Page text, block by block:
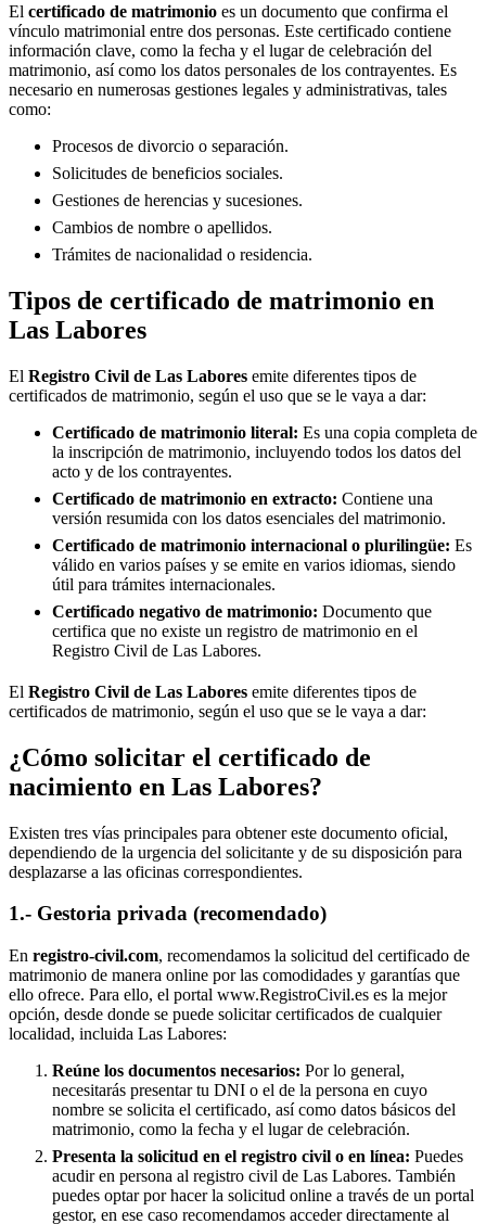
El certificado de matrimonio es un documento que confirma el
vínculo matrimonial entre dos personas. Este certificado contiene
información clave, como la fecha y el lugar de celebración del
matrimonio, así como los datos personales de los contrayentes. Es
necesario en numerosas gestiones legales y administrativas, tales
como:
Procesos de divorcio o separación.
Solicitudes de beneficios sociales.
Gestiones de herencias y sucesiones.
Cambios de nombre o apellidos.
Trámites de nacionalidad o residencia.
Tipos de certificado de matrimonio en
Las Labores
El Registro Civil de Las Labores emite diferentes tipos de
certificados de matrimonio, según el uso que se le vaya a dar:
Certificado de matrimonio literal: Es una copia completa de
la inscripción de matrimonio, incluyendo todos los datos del
acto y de los contrayentes.
Certificado de matrimonio en extracto: Contiene una
versión resumida con los datos esenciales del matrimonio.
Certificado de matrimonio internacional o plurilingüe: Es
válido en varios países y se emite en varios idiomas, siendo
útil para trámites internacionales.
Certificado negativo de matrimonio: Documento que
certifica que no existe un registro de matrimonio en el
Registro Civil de Las Labores.
El Registro Civil de Las Labores emite diferentes tipos de
certificados de matrimonio, según el uso que se le vaya a dar:
¿Cómo solicitar el certificado de
nacimiento en Las Labores?
Existen tres vías principales para obtener este documento oficial,
dependiendo de la urgencia del solicitante y de su disposición para
desplazarse a las oficinas correspondientes.
1.- Gestoria privada (recomendado)
En registro-civil.com, recomendamos la solicitud del certificado de
matrimonio de manera online por las comodidades y garantías que
ello ofrece. Para ello, el portal www.RegistroCivil.es es la mejor
opción, desde donde se puede solicitar certificados de cualquier
localidad, incluida Las Labores:
Reúne los documentos necesarios: Por lo general,
necesitarás presentar tu DNI o el de la persona en cuyo
nombre se solicita el certificado, así como datos básicos del
matrimonio, como la fecha y el lugar de celebración.
Presenta la solicitud en el registro civil o en línea: Puedes
acudir en persona al registro civil de Las Labores. También
puedes optar por hacer la solicitud online a través de un portal
gestor, en ese caso recomendamos acceder directamente al